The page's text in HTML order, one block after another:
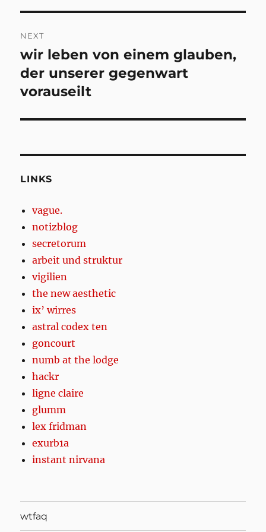
NEXT
Next
post:
wir leben von einem glauben,
der unserer gegenwart
vorauseilt
LINKS
vague.
notizblog
secretorum
arbeit und struktur
vigilien
the new aesthetic
ix’ wirres
astral codex ten
goncourt
numb at the lodge
hackr
ligne claire
glumm
lex fridman
exurb1a
instant nirvana
wtfaq